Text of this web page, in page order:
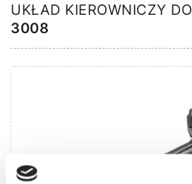
UKŁAD KIEROWNICZY DO
3008